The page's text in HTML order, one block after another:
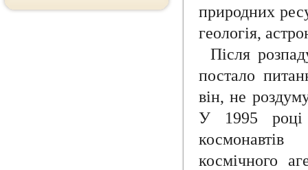
природних
геологія,
Після
постало
він, не
У 1995 році
космічного